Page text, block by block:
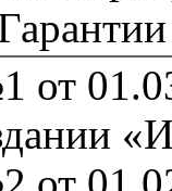
от